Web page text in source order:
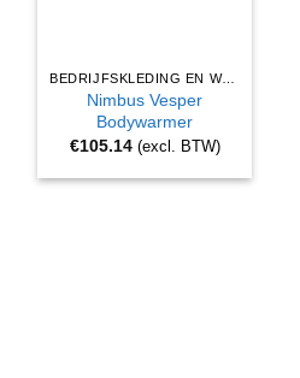
BEDRIJFSKLEDING EN WERKKLEDING
Nimbus Vesper
Bodywarmer
€105.14 (excl. BTW)